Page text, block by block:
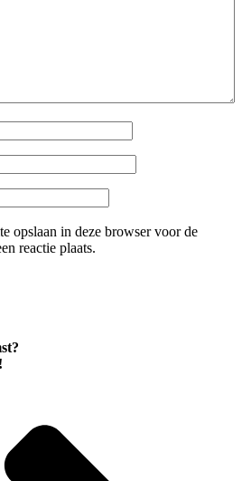
opslaan in deze browser voor de
reactie plaats.